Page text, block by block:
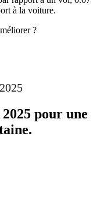
à la voiture.
?
pour une